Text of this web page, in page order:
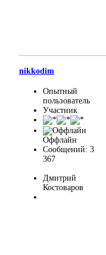
nikkodim
Опытный
пользователь
Участник
Оффлайн
Сообщений: 3
367
Дмитрий
Костоваров